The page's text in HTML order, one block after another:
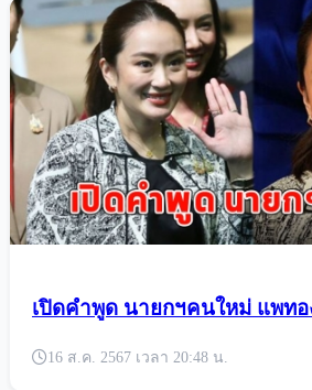
เปิดคำพูด นายกฯคนใหม่ แพท
16 ส.ค. 2567 เวลา 20:48 น.